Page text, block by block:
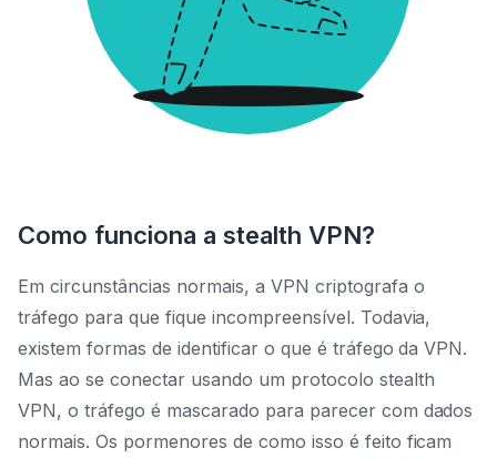
Como funciona a stealth VPN?
Em circunstâncias normais, a VPN criptografa o
tráfego para que fique incompreensível. Todavia,
existem formas de identificar o que é tráfego da VPN.
Mas ao se conectar usando um protocolo stealth
VPN, o tráfego é mascarado para parecer com dados
normais. Os pormenores de como isso é feito ficam